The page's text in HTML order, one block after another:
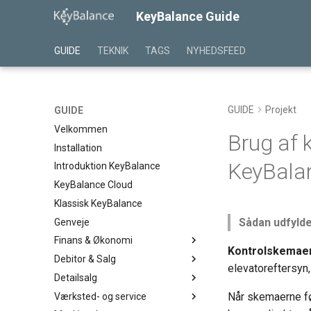
KeyBalance Guide
GUIDE TEKNIK TAGS NYHEDSFEED
GUIDE
Velkommen
Installation
Introduktion KeyBalance
KeyBalance Cloud
Klassisk KeyBalance
Genveje
Finans & Økonomi
Kassekladde
BS Kassekladde
Kontoplan
Debitor & Salg
Salgstilbud
Salgsordre
Detailsalg
Detailsalg
Værksted- og service
GUIDE Projekt
Brug af
Sådan
Når skemaerne